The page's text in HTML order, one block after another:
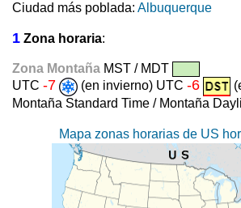
Ciudad más poblada: Albuquerque
1 Zona horaria:
Zona Montaña MST / MDT
UTC -7 (en invierno) UTC -6
Montaña Standard Time / Montaña
Mapa zonas horarias de US